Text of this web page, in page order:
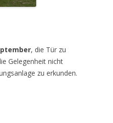
, die Tür zu
Gelegenheit nicht
zu erkunden.